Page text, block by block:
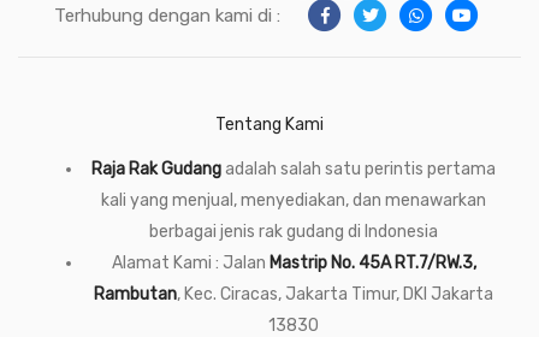
Terhubung dengan kami di :
Tentang Kami
Raja Rak Gudangadalah salah satu perintis pertama
kali yang menjual, menyediakan, dan menawarkan
berbagai jenis rak gudang di Indonesia
Alamat Kami : Jalan Mastrip No. 45A RT.7/RW.3,
Rambutan, Kec. Ciracas, Jakarta Timur, DKI Jakarta
13830